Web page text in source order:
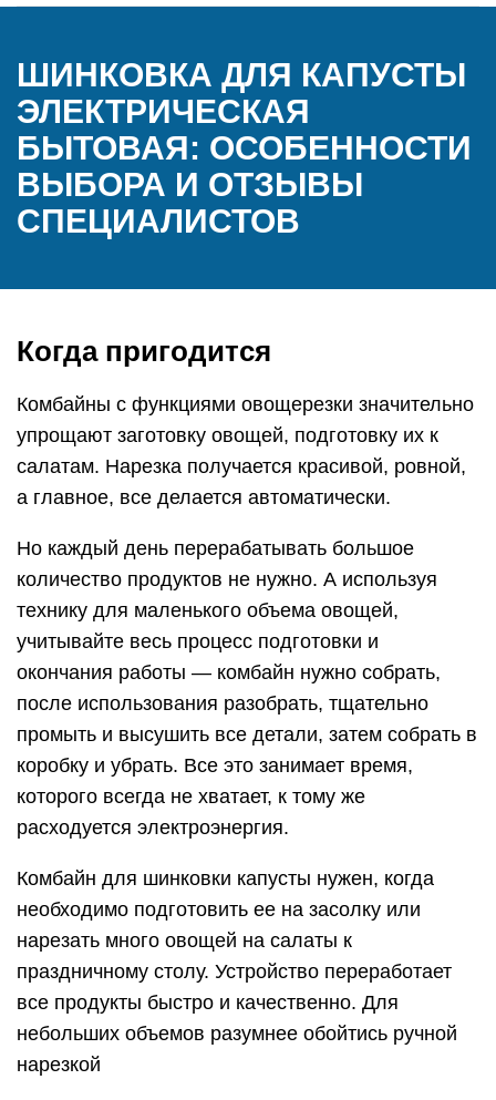
ШИНКОВКА ДЛЯ КАПУСТЫ
ЭЛЕКТРИЧЕСКАЯ
БЫТОВАЯ: ОСОБЕННОСТИ
ВЫБОРА И ОТЗЫВЫ
СПЕЦИАЛИСТОВ
Когда пригодится
Комбайны с функциями овощерезки значительно
упрощают заготовку овощей, подготовку их к
салатам. Нарезка получается красивой, ровной,
а главное, все делается автоматически.
Но каждый день перерабатывать большое
количество продуктов не нужно. А используя
технику для маленького объема овощей,
учитывайте весь процесс подготовки и
окончания работы — комбайн нужно собрать,
после использования разобрать, тщательно
промыть и высушить все детали, затем собрать в
коробку и убрать. Все это занимает время,
которого всегда не хватает, к тому же
расходуется электроэнергия.
Комбайн для шинковки капусты нужен, когда
необходимо подготовить ее на засолку или
нарезать много овощей на салаты к
праздничному столу. Устройство переработает
все продукты быстро и качественно. Для
небольших объемов разумнее обойтись ручной
нарезкой